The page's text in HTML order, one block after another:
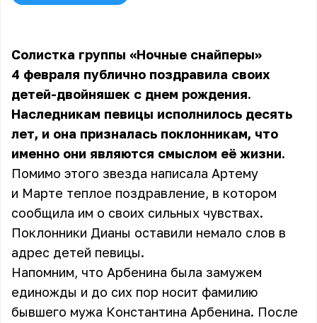
Солистка группы «Ночные снайперы»
4 февраля публично поздравила своих
детей-двойняшек с днем рождения.
Наследникам певицы исполнилось десять
лет, и она призналась поклонникам, что
именно они являются смыслом её жизни.
Помимо этого звезда написала Артему
и Марте теплое поздравление, в котором
сообщила им о своих сильных чувствах.
Поклонники Дианы оставили немало слов в
адрес детей певицы.
Напомним, что Арбенина была замужем
единожды и до сих пор носит фамилию
бывшего мужа Константина Арбенина. После